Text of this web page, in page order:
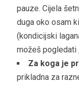
pauze. Cijela
duga oko osam
(kondicijski
možeš pogledati
Za koga je
prikladna za